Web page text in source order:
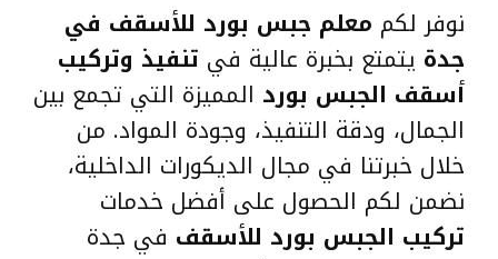
نوفر لكم معلم جبس بورد للأسقف في
جدة يتمتع بخبرة عالية في تنفيذ وتركيب
أسقف الجبس بورد المميزة التي تجمع بين
الجمال، ودقة التنفيذ، وجودة المواد. من
خلال خبرتنا في مجال الديكورات الداخلية،
نضمن لكم الحصول على أفضل خدمات
تركيب الجبس بورد للأسقف في جدة